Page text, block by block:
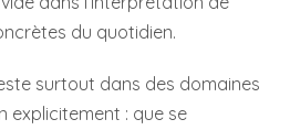
du quotidien.
surtout dans des domaines
explicitement : que se